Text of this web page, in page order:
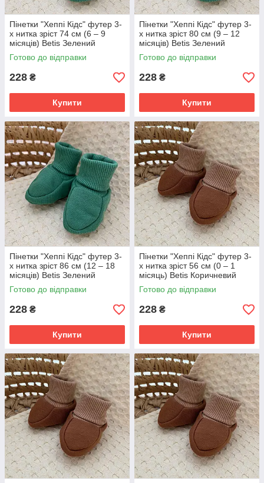
Пінетки "Хеппі Кідс" футер 3-
х нитка зріст 74 см (6 – 9
місяців) Betis Зелений
Готово до відправки
228 ₴
Купити
Пінетки "Хеппі Кідс" футер 3-
х нитка зріст 80 см (9 – 12
місяців) Betis Зелений
Готово до відправки
228 ₴
Купити
Пінетки "Хеппі Кідс" футер 3-
х нитка зріст 86 см (12 – 18
місяців) Betis Зелений
Готово до відправки
228 ₴
Купити
Пінетки "Хеппі Кідс" футер 3-
х нитка зріст 56 см (0 – 1
місяць) Betis Коричневий
Готово до відправки
228 ₴
Купити